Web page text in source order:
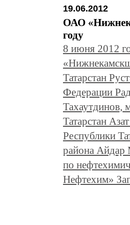
19.06.2012
ОАО
году
8 июня 2012
Татарстан
Федерации
Тахаутдинов,
Татарстан
Республики
района Айдар
по
Нефтехим»